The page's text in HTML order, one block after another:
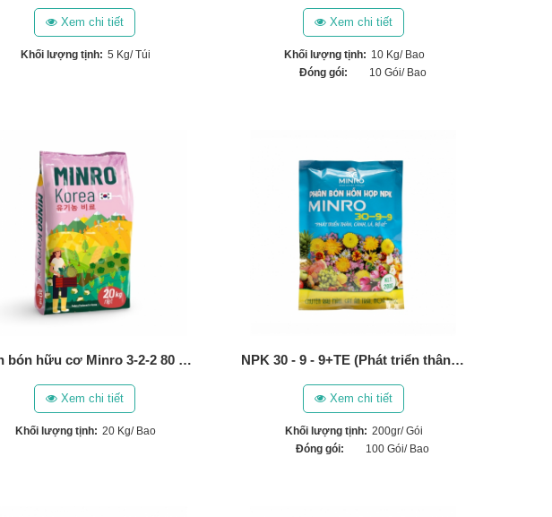
Xem chi tiết
Khối lượng tịnh: 5 Kg/ Túi
Xem chi tiết
Khối lượng tịnh: 10 Kg/ Bao
Đóng gói:
10 Gói/ Bao
Phân bón hữu cơ Minro 3-2-2 80 OM (Hàn Quốc)
Xem chi tiết
Khối lượng tịnh: 20 Kg/ Bao
NPK 30 - 9 - 9+TE (Phát triển thân, lá, cành, bộ rễ) (200gr)
Xem chi tiết
Khối lượng tịnh: 200gr/ Gói
Đóng gói:
100 Gói/ Bao